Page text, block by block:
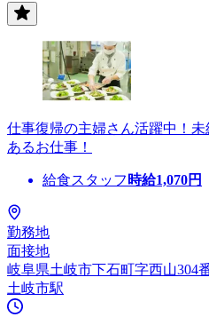
仕事復帰の主婦さん活躍中！
あるお仕事！
給食スタッフ 時給1,070円
勤務地
面接地
岐阜県土岐市下石町字西山304
土岐市駅